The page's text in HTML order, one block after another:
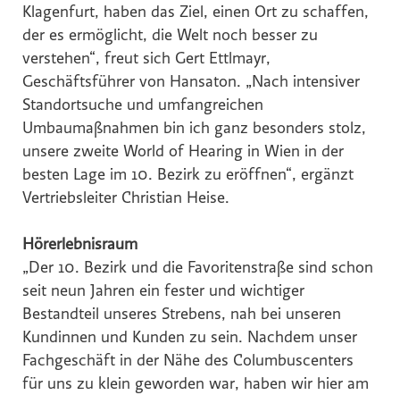
White Claw
Personalshop
Rohrdorfer
P.M. Mounier
Eccovia
Dreep
Sinnmacher
TRINERGY
Global Sustainability Ski Alliance
International Student House (in's)
Klagenfurt, haben das Ziel, einen Ort zu schaffen,
der es ermöglicht, die Welt noch besser zu
verstehen“, freut sich Gert Ettlmayr,
Geschäftsführer von Hansaton. „Nach intensiver
Standortsuche und umfangreichen
Umbaumaßnahmen bin ich ganz besonders stolz,
unsere zweite World of Hearing in Wien in der
besten Lage im 10. Bezirk zu eröffnen“, ergänzt
Vertriebsleiter Christian Heise.
Hörerlebnisraum
„Der 10. Bezirk und die Favoritenstraße sind schon
seit neun Jahren ein fester und wichtiger
Bestandteil unseres Strebens, nah bei unseren
Kundinnen und Kunden zu sein. Nachdem unser
Fachgeschäft in der Nähe des Columbuscenters
für uns zu klein geworden war, haben wir hier am